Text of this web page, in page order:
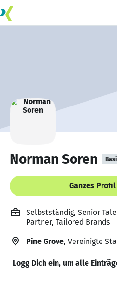
Norman Soren
Ganzes
Selbstständig, Senior
Partner, Tailored Brands
Pine Grove, Vereinigte
Logg Dich ein, um alle